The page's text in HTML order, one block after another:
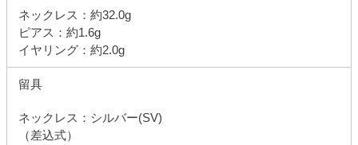
ネックレス：約32.0g
ピアス：約1.6g
イヤリング：約2.0g
留具
ネックレス：シルバー(SV)
（差込式）